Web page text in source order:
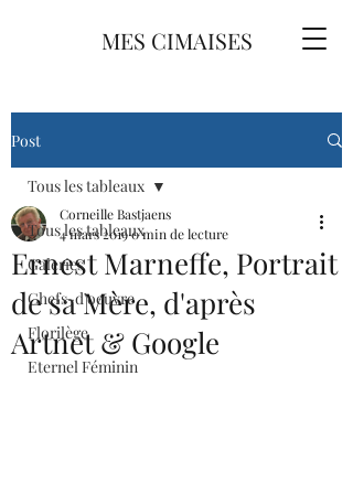
MES CIMAISES
Post
Tous les tableaux
Galeries
Chefs-d'oeuvre
Florilège
Eternel Féminin
Tous les tableaux
Ernest Marneffe, Portrait
de sa Mère, d'après
Artnet & Google
Corneille Bastjaens
4 mars 20190 min de lecture